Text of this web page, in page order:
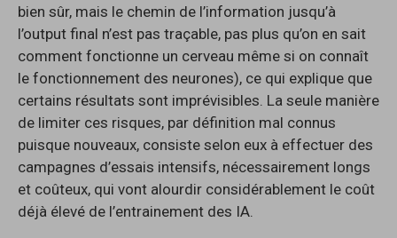
bien sûr, mais le chemin de l’information jusqu’à
l’output final n’est pas traçable, pas plus qu’on en sait
comment fonctionne un cerveau même si on connaît
le fonctionnement des neurones), ce qui explique que
certains résultats sont imprévisibles. La seule manière
de limiter ces risques, par définition mal connus
puisque nouveaux, consiste selon eux à effectuer des
campagnes d’essais intensifs, nécessairement longs
et coûteux, qui vont alourdir considérablement le coût
déjà élevé de l’entrainement des IA.